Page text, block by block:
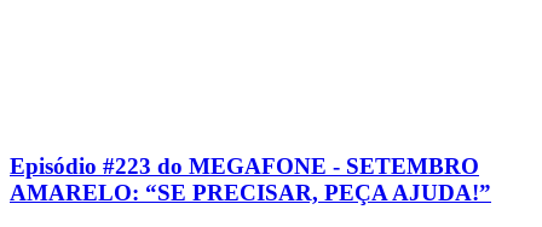
Episódio #223 do MEGAFONE - SETEMBRO
AMARELO: “SE PRECISAR, PEÇA AJUDA!”